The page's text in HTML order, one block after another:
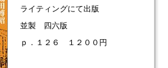
ライティングにて出版
並製 四六版
ｐ．１２６ １２００円